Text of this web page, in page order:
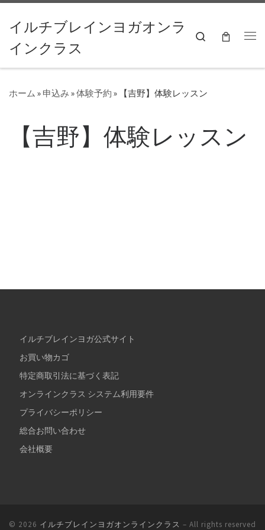
コンテンツへスキップ
イルチブレインヨガオンラ
インクラス
Search
ホーム » 申込み »体験予約 » 【吉野】体験レッスン
【吉野】体験レッスン
イルチブレインヨガ公式サイト
お買い物カゴ
特定商取引法に基づく表記
オンラインクラス システム利用要件
プライバシーポリシー
総合お問い合わせ
会社概要
© 2026 イルチブレインヨガオンラインクラス – All rights reserved